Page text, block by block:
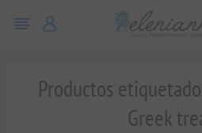
Productos
Greek